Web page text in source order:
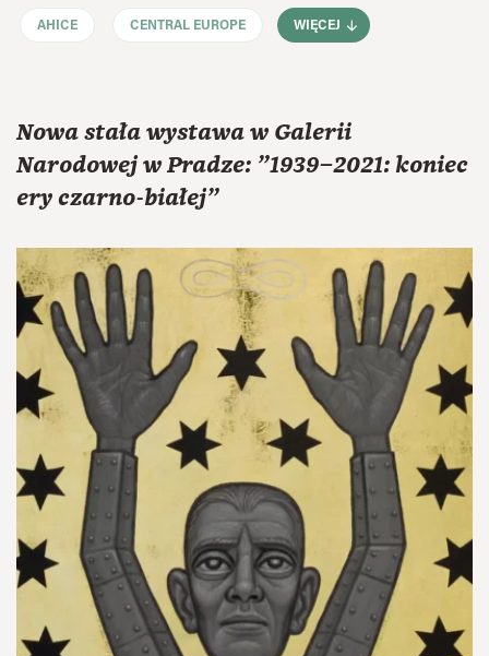
AHICE CENTRAL EUROPE WIĘCEJ
Nowa stała wystawa w Galerii
Narodowej w Pradze: "1939⁠–⁠2021: koniec
ery czarno-białej"